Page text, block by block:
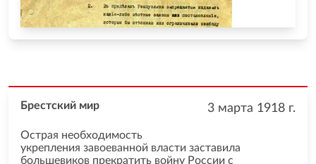
3 марта 1918 г.
Брестский мир
Острая необходимость
укрепления завоеванной власти заставила
большевиков прекратить войну России с